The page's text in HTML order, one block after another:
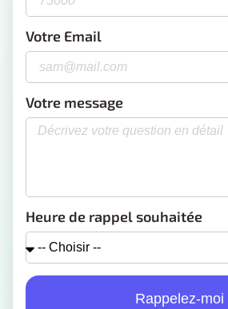
Votre Email
Votre message
Heure de rappel souhaitée
Rappelez-moi